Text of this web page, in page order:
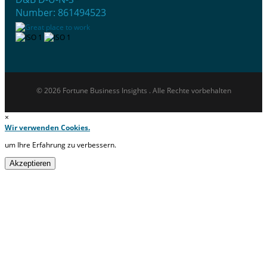
Number: 861494523
© 2026 Fortune Business Insights . Alle Rechte vorbehalten
×
Wir verwenden Cookies.
um Ihre Erfahrung zu verbessern.
Akzeptieren